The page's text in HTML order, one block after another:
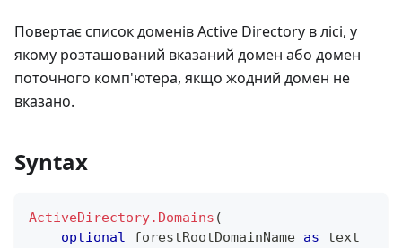
Повертає список доменів Active Directory в лісі, у
якому розташований вказаний домен або домен
поточного комп'ютера, якщо жодний домен не
вказано.
Syntax
ActiveDirectory.Domains (
optional forestRootDomainName as
text